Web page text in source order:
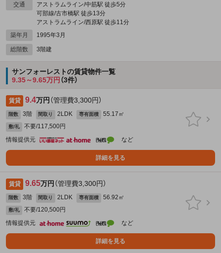
交通
アストラムライン/中筋駅 徒歩5分
可部線/古市橋駅 徒歩13分
アストラムライン/西原駅 徒歩11分
築年月
1995年3月
総階数 3階建
サンフォーレストの賃貸物件一覧
9.35～9.65万円 （3件）
賃貸 9.4万円 （管理費3,300円）
階数 3階 間取り 2LDK 専有面積 55.17㎡
敷/礼
不要/117,500円
情報提供元
など
詳細を見る
賃貸 9.65万円 （管理費3,300円）
階数 3階 間取り 2LDK 専有面積 56.92㎡
敷/礼
不要/120,500円
情報提供元
など
詳細を見る